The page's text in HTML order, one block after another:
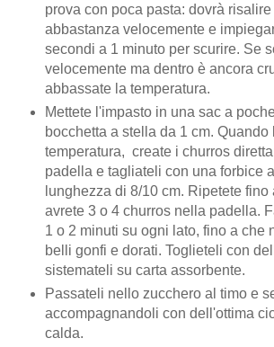
prova con poca pasta: dovrà
abbastanza velocemente e
secondi a 1 minuto per scurire. Se
velocemente ma dentro è ancora
abbassate la temperatura.
Mettete l'impasto in una sac a
bocchetta a stella da 1 cm. Quando
temperatura, create i churros
padella e tagliateli con una forbice
lunghezza di 8/10 cm. Ripetete fino
avrete 3 o 4 churros nella padella.
1 o 2 minuti su ogni lato, fino a che
belli gonfi e dorati. Toglieteli con
sistemateli su carta assorbente.
Passateli nello zucchero al timo e
accompagnandoli con dell'ottima
calda.